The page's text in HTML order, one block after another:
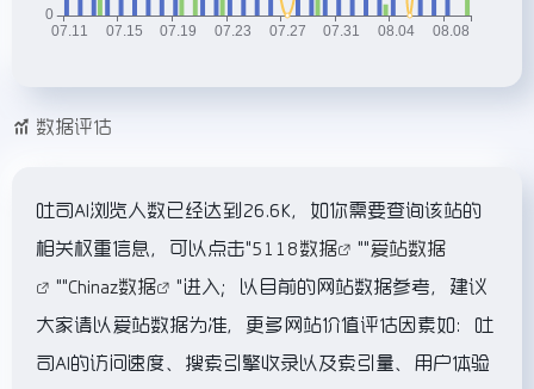
数据评估
吐司AI浏览人数已经达到26.6K，如你需要查询该站的
相关权重信息，可以点击"5118数据 ""爱站数据
""Chinaz数据
"进入；以目前的网站数据参考，建议
大家请以爱站数据为准，更多网站价值评估因素如：吐
司AI的访问速度、搜索引擎收录以及索引量、用户体验